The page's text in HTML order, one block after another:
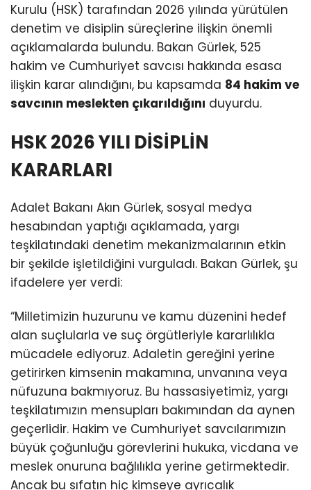
Kurulu (HSK) tarafından 2026 yılında yürütülen
denetim ve disiplin süreçlerine ilişkin önemli
açıklamalarda bulundu. Bakan Gürlek, 525
hakim ve Cumhuriyet savcısı hakkında esasa
ilişkin karar alındığını, bu kapsamda 84 hakim ve
savcının meslekten çıkarıldığını duyurdu.
HSK 2026 YILI DİSİPLİN
KARARLARI
Adalet Bakanı Akın Gürlek, sosyal medya
hesabından yaptığı açıklamada, yargı
teşkilatındaki denetim mekanizmalarının etkin
bir şekilde işletildiğini vurguladı. Bakan Gürlek, şu
ifadelere yer verdi:
“Milletimizin huzurunu ve kamu düzenini hedef
alan suçlularla ve suç örgütleriyle kararlılıkla
mücadele ediyoruz. Adaletin gereğini yerine
getirirken kimsenin makamına, unvanına veya
nüfuzuna bakmıyoruz. Bu hassasiyetimiz, yargı
teşkilatımızın mensupları bakımından da aynen
geçerlidir. Hakim ve Cumhuriyet savcılarımızın
büyük çoğunluğu görevlerini hukuka, vicdana ve
meslek onuruna bağlılıkla yerine getirmektedir.
Ancak bu sıfatın hiç kimseye ayrıcalık